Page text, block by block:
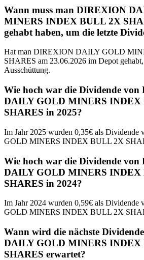
Wann muss man DIREXION
MINERS INDEX BULL 2X
gehabt haben, um die letzte
Hat man DIREXION DAILY GOLD
SHARES am 23.06.2026 im Depot
Ausschüttung.
Wie hoch war die Dividende
DAILY GOLD MINERS INDEX
SHARES in 2025?
Im Jahr 2025 wurden 0,35€ als
GOLD MINERS INDEX BULL 2X
Wie hoch war die Dividende
DAILY GOLD MINERS INDEX
SHARES in 2024?
Im Jahr 2024 wurden 0,59€ als
GOLD MINERS INDEX BULL 2X
Wann wird die nächste
DAILY GOLD MINERS INDEX
SHARES erwartet?